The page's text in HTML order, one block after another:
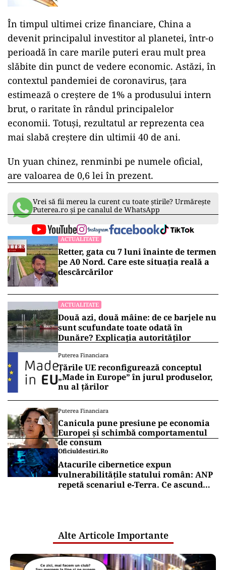
În timpul ultimei crize financiare, China a
devenit principalul investitor al planetei, într-o
perioadă în care marile puteri erau mult prea
slăbite din punct de vedere economic. Astăzi, în
contextul pandemiei de coronavirus, ţara
estimează o creştere de 1% a produsului intern
brut, o raritate în rândul principalelor
economii. Totuşi, rezultatul ar reprezenta cea
mai slabă creştere din ultimii 40 de ani.
Un yuan chinez, renminbi pe numele oficial,
are valoarea de 0,6 lei în prezent.
Vrei să fii mereu la curent cu toate știrile? Urmărește
Puterea.ro și pe canalul de WhatsApp
ACTUALITATE
Retter, gata cu 7 luni înainte de termen
pe A0 Nord. Care este situația reală a
descărcărilor
ACTUALITATE
Două azi, două mâine: de ce barjele nu
sunt scufundate toate odată în
Dunăre? Explicația autorităților
Puterea Financiara
Țările UE reconfigurează conceptul
„Made in Europe” în jurul produselor,
nu al țărilor
Puterea Financiara
Canicula pune presiune pe economia
Europei și schimbă comportamentul
de consum
Oficiuldestiri.ro
Atacurile cibernetice expun
vulnerabilitățile statului român: ANP
repetă scenariul e‑Terra. Ce ascund
Alte Articole Importante